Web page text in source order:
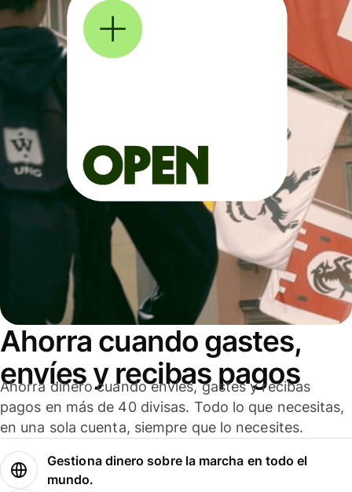
Ahorra cuando gastes,
envíes y recibas pagos
Ahorra dinero cuando envíes, gastes y recibas
pagos en más de 40 divisas. Todo lo que necesitas,
en una sola cuenta, siempre que lo necesites.
Gestiona dinero sobre la marcha en todo el
mundo.